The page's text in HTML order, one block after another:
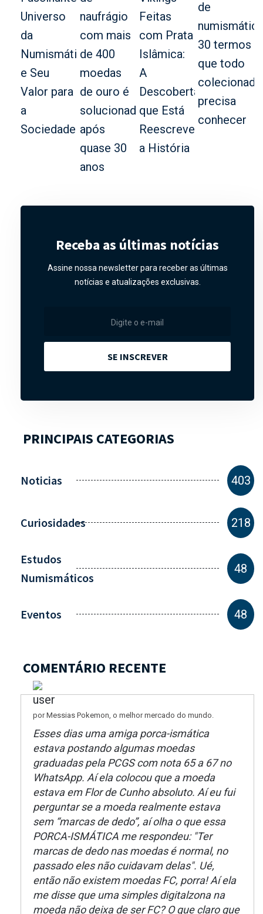
Receba as últimas notícias
Assine nossa newsletter para receber as últimas
notícias e atualizações exclusivas.
SE INSCREVER
PRINCIPAIS CATEGORIAS
Noticias 403
Curiosidades 218
Estudos
Numismáticos
48
Eventos 48
COMENTÁRIO RECENTE
por Messias Pokemon, o melhor mercado do mundo.
Esses dias uma amiga porca-ismática
estava postando algumas moedas
graduadas pela PCGS com nota 65 a 67 no
WhatsApp. Aí ela colocou que a moeda
estava em Flor de Cunho absoluto. Aí eu fui
perguntar se a moeda realmente estava
sem “marcas de dedo”, aí olha o que essa
PORCA-ISMÁTICA me respondeu: "Ter
marcas de dedo nas moedas é normal, no
passado eles não cuidavam delas". Ué,
então não existem moedas FC, porra! Aí ela
me disse que uma simples digitalzona na
moeda não deixa de ser FC? O que claro que